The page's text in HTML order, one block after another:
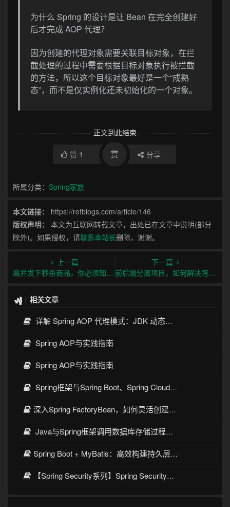
为什么 Spring 的设计是让 Bean 在完全创建好
后才完成 AOP 代理？
因为创建的代理对象需要关联目标对象，在拦
截处理的过程中需要根据目标对象执行被拦截
的方法，所以这个目标对象最好是一个“成熟
态”，而不是仅实例化还未初始化的一个对象。
正文到此结束
赞 1 赏 分享
所属分类： Spring家族
本文链接：
https://refblogs.com/article/146
版权声明：
本文为互联网转载文章，出处已在文章中说明(部分
除外)。如果侵权，请联系本站长删除，谢谢。
上一篇
高并发下秒杀商品，你必须知道的9个细节
下一篇
前后端分离项目，如何解决跨域问题？
相关文章
详解 Spring AOP 代理模式：JDK 动态代理与 CGLIB 原理
Spring AOP与实践指南
Spring AOP与实践指南
Spring框架与Spring Boot、Spring Cloud核心区别及技术演进
深入Spring FactoryBean，如何灵活创建复杂对象
Java与Spring框架调用数据库存储过程与函数的完整指南
Spring Boot + MyBatis：高效构建持久层的最佳实践
【Spring Security系列】Spring Security整合JWT：构建安全的Web应用